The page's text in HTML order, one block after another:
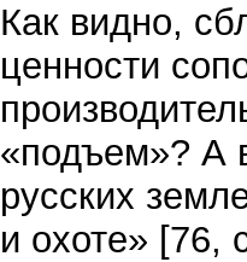
Как видно,
ценности
«подъем»? А
русских
и охоте» [76,